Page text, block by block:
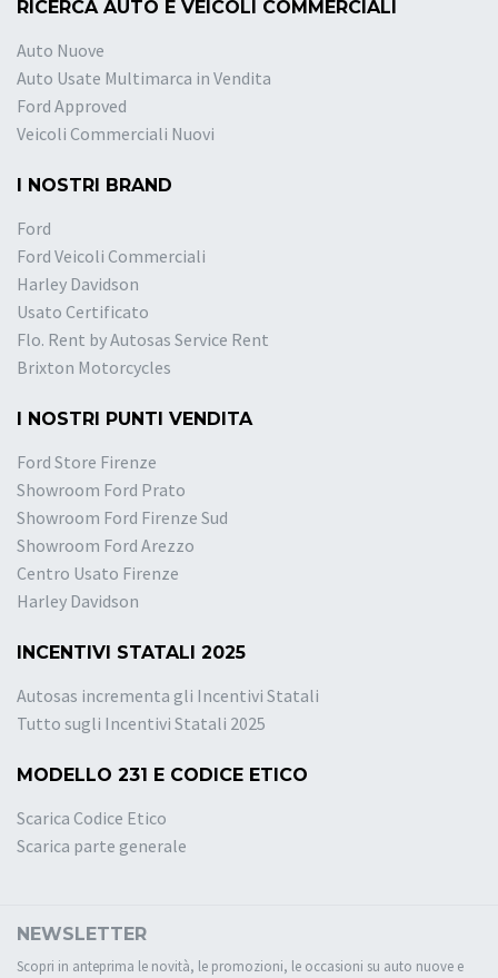
RICERCA AUTO E VEICOLI COMMERCIALI
Auto Nuove
Auto Usate Multimarca in Vendita
Ford Approved
Veicoli Commerciali Nuovi
I NOSTRI BRAND
Ford
Ford Veicoli Commerciali
Harley Davidson
Usato Certificato
Flo. Rent by Autosas Service Rent
Brixton Motorcycles
I NOSTRI PUNTI VENDITA
Ford Store Firenze
Showroom Ford Prato
Showroom Ford Firenze Sud
Showroom Ford Arezzo
Centro Usato Firenze
Harley Davidson
INCENTIVI STATALI 2025
Autosas incrementa gli Incentivi Statali
Tutto sugli Incentivi Statali 2025
MODELLO 231 E CODICE ETICO
Scarica Codice Etico
Scarica parte generale
NEWSLETTER
Scopri in anteprima le novità, le promozioni, le occasioni su auto nuove e